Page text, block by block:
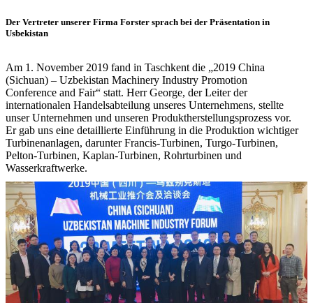
Der Vertreter unserer Firma Forster sprach bei der Präsentation in
Usbekistan
Am 1. November 2019 fand in Taschkent die „2019 China
(Sichuan) – Uzbekistan Machinery Industry Promotion
Conference and Fair“ statt. Herr George, der Leiter der
internationalen Handelsabteilung unseres Unternehmens, stellte
unser Unternehmen und unseren Produktherstellungsprozess vor.
Er gab uns eine detaillierte Einführung in die Produktion wichtiger
Turbinenanlagen, darunter Francis-Turbinen, Turgo-Turbinen,
Pelton-Turbinen, Kaplan-Turbinen, Rohrturbinen und
Wasserkraftwerke.